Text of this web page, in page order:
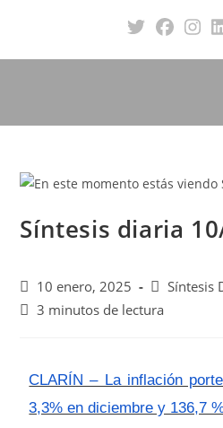
Síntesis diaria
10 enero, 2025
Síntesis
3 minutos de lectura
CLARÍN – La inflación
3,3% en diciembre y 136,7